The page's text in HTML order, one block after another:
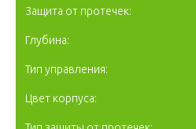
Защита от протечек:
Глубина:
Тип управления:
Цвет корпуса: